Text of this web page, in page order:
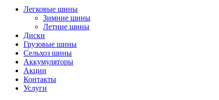
Легковые шины
Зимние шины
Летние шины
Диски
Грузовые шины
Сельхоз шины
Аккумуляторы
Акции
Контакты
Услуги